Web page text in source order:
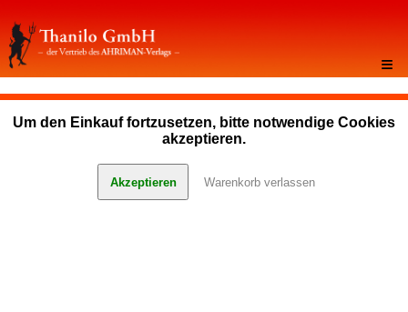
≡
Um den Einkauf fortzusetzen, bitte notwendige Cookies
akzeptieren.
Akzeptieren Warenkorb verlassen